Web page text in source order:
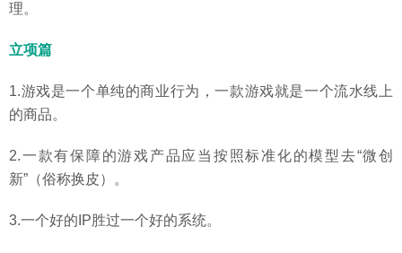
理。
立项篇
1.游戏是一个单纯的商业行为，一款游戏就是一个流水线上
的商品。
2.一款有保障的游戏产品应当按照标准化的模型去“微创
新”（俗称换皮）。
3.一个好的IP胜过一个好的系统。